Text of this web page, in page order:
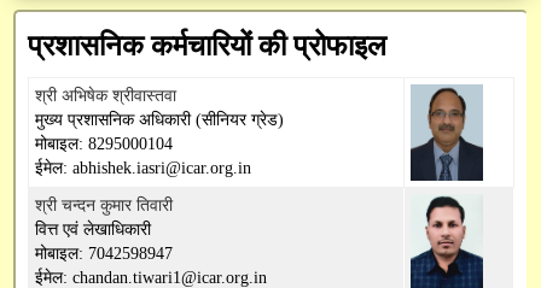
Institute Technology Management Unit
पुस्तकें / मैनुअल
रिसर्च फ्रेमवर्क दस्तावेज़
प्रशासनिक
भाकृअनुप मेल
CeRA
प्रसार सेवा
सन्देश
आरटीआई आधिकारी
सतर्कता अधिकारी
प्रशासनिक कर्मचारियों की प्रोफाइल
श्री अभिषेक श्रीवास्तवा
मुख्य प्रशासनिक अधिकारी (सीनियर ग्रेड)
मोबाइल: 8295000104
ईमेल: abhishek.iasri@icar.org.in
श्री चन्दन कुमार तिवारी
वित्त एवं लेखाधिकारी
मोबाइल: 7042598947
ईमेल: chandan.tiwari1@icar.org.in